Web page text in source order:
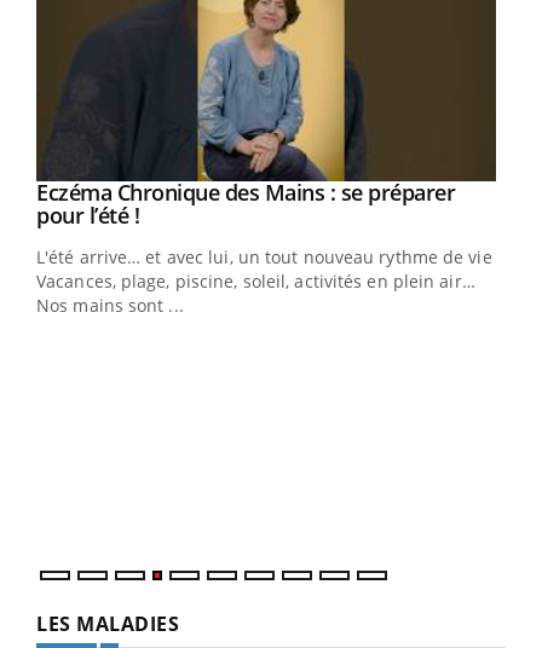
Youtube
Eczéma Chronique des Mains : se préparer
pour l’été !Youtube
L'été arrive… et avec lui, un tout nouveau rythme de vie !
Vacances, plage, piscine, soleil, activités en plein air…
Nos mains sont ...
LES MALADIES